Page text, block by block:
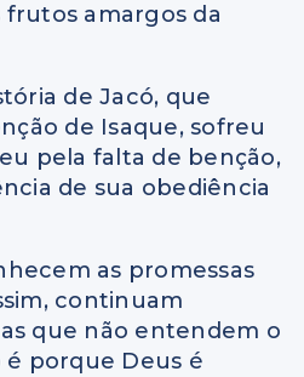
amargos da
de Jacó, que
de Isaque, sofreu
pela falta de benção,
de sua obediência
as promessas
continuam
que não entendem o
é porque Deus é